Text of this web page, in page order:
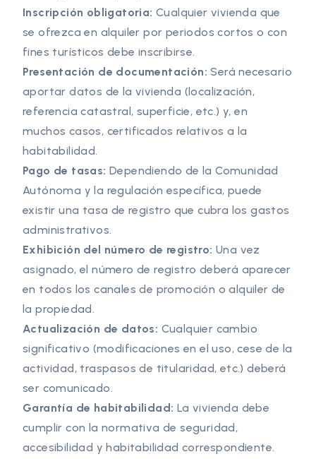
Inscripción obligatoria: Cualquier vivienda que
se ofrezca en alquiler por periodos cortos o con
fines turísticos debe inscribirse.
Presentación de documentación: Será necesario
aportar datos de la vivienda (localización,
referencia catastral, superficie, etc.) y, en
muchos casos, certificados relativos a la
habitabilidad.
Pago de tasas: Dependiendo de la Comunidad
Autónoma y la regulación específica, puede
existir una tasa de registro que cubra los gastos
administrativos.
Exhibición del número de registro: Una vez
asignado, el número de registro deberá aparecer
en todos los canales de promoción o alquiler de
la propiedad.
Actualización de datos: Cualquier cambio
significativo (modificaciones en el uso, cese de la
actividad, traspasos de titularidad, etc.) deberá
ser comunicado.
Garantía de habitabilidad: La vivienda debe
cumplir con la normativa de seguridad,
accesibilidad y habitabilidad correspondiente.